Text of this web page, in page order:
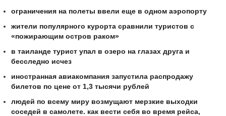
ограничения на полеты ввели еще в одном аэропорту
жители популярного курорта сравнили туристов с
«пожирающим остров раком»
в таиланде турист упал в озеро на глазах друга и
бесследно исчез
иностранная авиакомпания запустила распродажу
билетов по цене от 1,3 тысячи рублей
людей по всему миру возмущают мерзкие выходки
соседей в самолете. как вести себя во время рейса,